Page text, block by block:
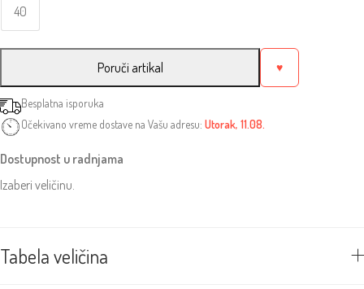
40
Poruči artikal ♥
Besplatna isporuka
Očekivano vreme dostave na Vašu adresu: Utorak, 11.08.
Dostupnost u radnjama
Izaberi veličinu.
Tabela veličina